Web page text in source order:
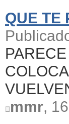
QUE TE
mmr,